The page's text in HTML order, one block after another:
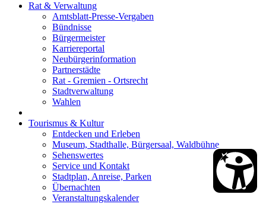
Rat & Verwaltung
Amtsblatt-Presse-Vergaben
Bündnisse
Bürgermeister
Karriereportal
Neubürgerinformation
Partnerstädte
Rat - Gremien - Ortsrecht
Stadtverwaltung
Wahlen
Tourismus & Kultur
Entdecken und Erleben
Museum, Stadthalle, Bürgersaal, Waldbühne
Sehenswertes
Service und Kontakt
Stadtplan, Anreise, Parken
Übernachten
Veranstaltungskalender